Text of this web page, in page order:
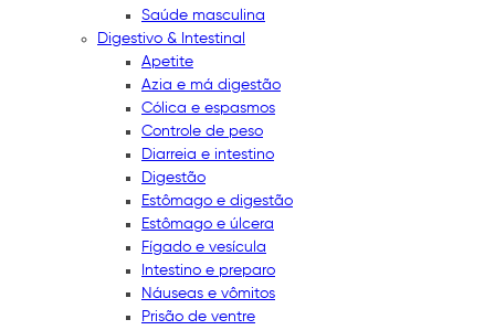
Saúde masculina
Digestivo & Intestinal
Apetite
Azia e má digestão
Cólica e espasmos
Controle de peso
Diarreia e intestino
Digestão
Estômago e digestão
Estômago e úlcera
Fígado e vesícula
Intestino e preparo
Náuseas e vômitos
Prisão de ventre